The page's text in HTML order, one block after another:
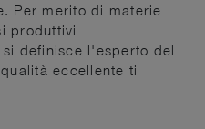
Per merito di materie
produttivi
definisce l'esperto del
eccellente ti